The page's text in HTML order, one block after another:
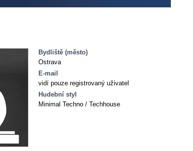
Bydliště (město)
Ostrava
E-mail
vidí pouze registrovaný uživatel
Hudební styl
Minimal Techno / Techhouse